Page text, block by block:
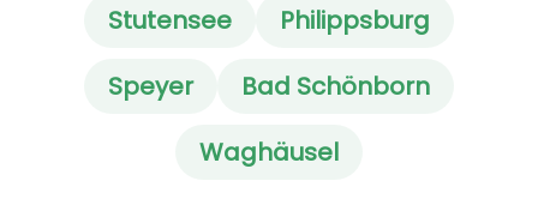
Stutensee
Philippsburg
Speyer
Bad Schönborn
Waghäusel